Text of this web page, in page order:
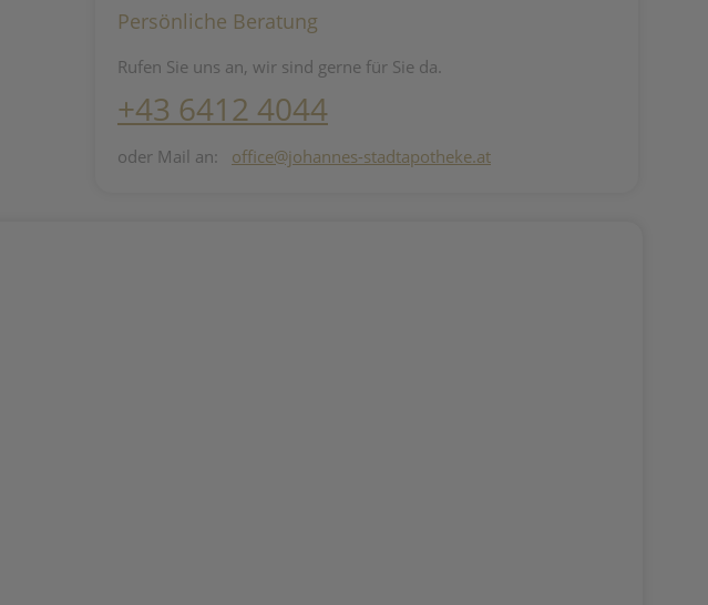
Persönliche Beratung
Rufen Sie uns an, wir sind gerne für Sie da.
+43 6412 4044
oder Mail an: office@johannes-stadtapotheke.at